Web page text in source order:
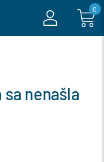
0
nenašla